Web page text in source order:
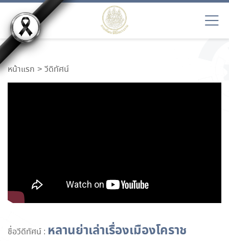
หน้าแรก วีดิทัศน์
ชื่อวีดีทัศน์ : หลานย่าเล่าเรื่องเมืองโคราช